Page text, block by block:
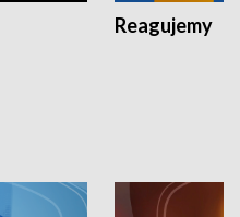
Reagujemy